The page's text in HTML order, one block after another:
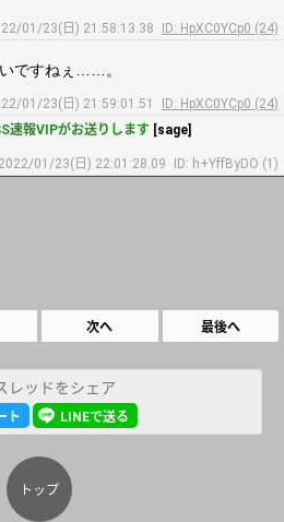
01/23(日) 21:58:13.38
ID: HpXC0YCp0 (24)
ですねぇ……。
01/23(日) 21:59:01.51
ID: HpXC0YCp0 (24)
速報VIPがお送りします [sage]
2022/01/23(日) 22:01:28.09 ID: h+YffByDO (1)
次へ 最後へ
レッドをシェア
ト LINEで送る
トップ